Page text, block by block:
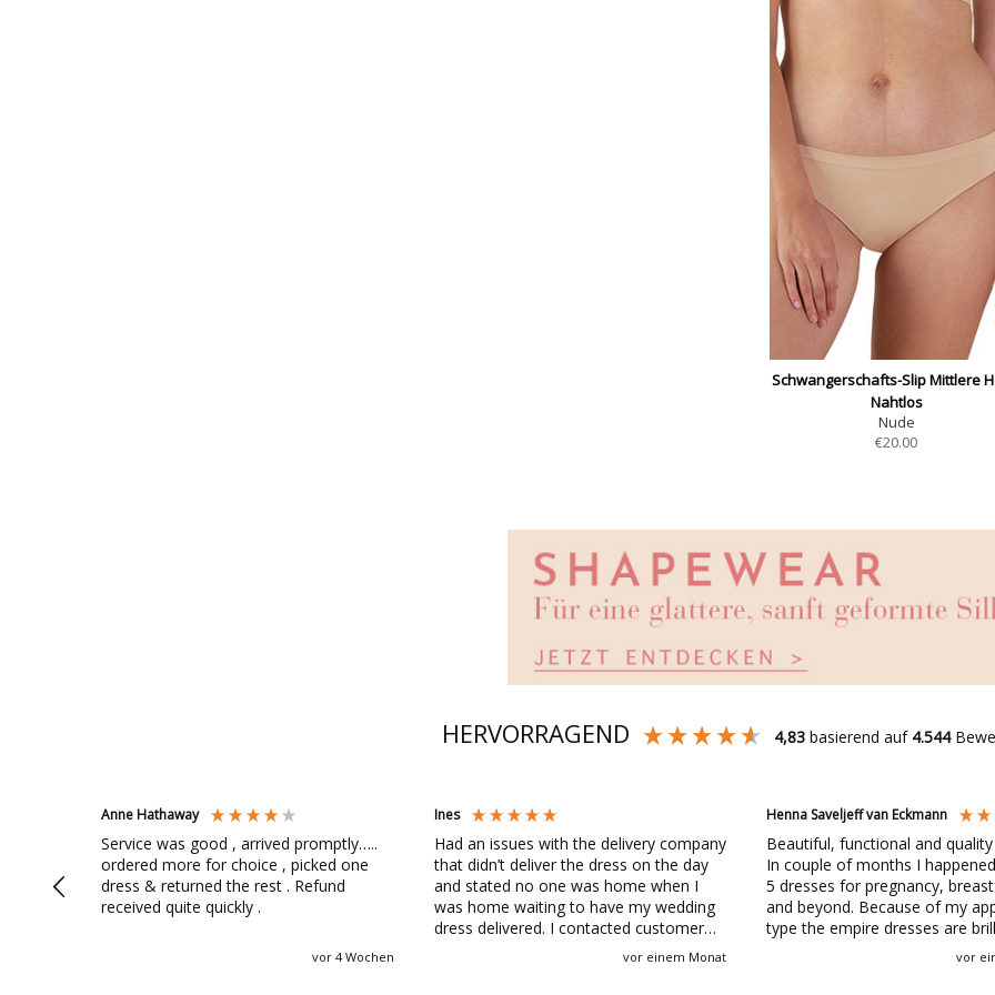
Schwangerschafts-Slip Mittlere
Nahtlos
Nude
€20.00
HERVORRAGEND 4,83 basierend auf 4.544
Anne Hathaway
Service was good , arrived promptly…..
ordered more for choice , picked one
dress & returned the rest . Refund
received quite quickly .
vor 4 Wochen
Ines
Had an issues with the delivery company
that didn’t deliver the dress on the day
and stated no one was home when I
was home waiting to have my wedding
dress delivered. I contacted customer
support and they were 100% helpful and
vor einem Monat
Henna Saveljeff van Eckmann
Beautiful, functional and
In couple of months I
5 dresses for pregnancy,
and beyond. Because of my
type the empire dresses are
vor